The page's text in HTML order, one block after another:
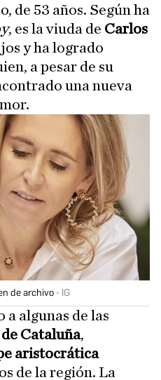
53 años. Según ha
, es la viuda de Carlos
y ha logrado
a pesar de su
una nueva
de archivo IG
a algunas de las
Cataluña,
aristocrática
de la región. La